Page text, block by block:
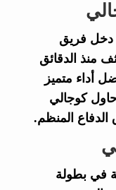
دخل فريق
منذ الدقائق
أداء متميز
حاولكوجالي
الدفاع المنظم.
في بطولة